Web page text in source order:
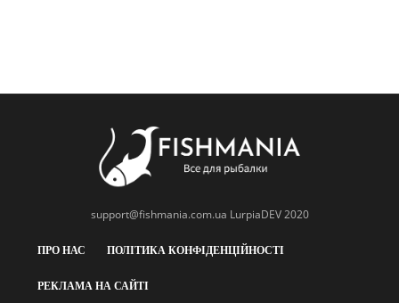
support@fishmania.com.ua LurpiaDEV 2020
ПРО НАС ПОЛІТИКА КОНФІДЕНЦІЙНОСТІ
РЕКЛАМА НА САЙТІ